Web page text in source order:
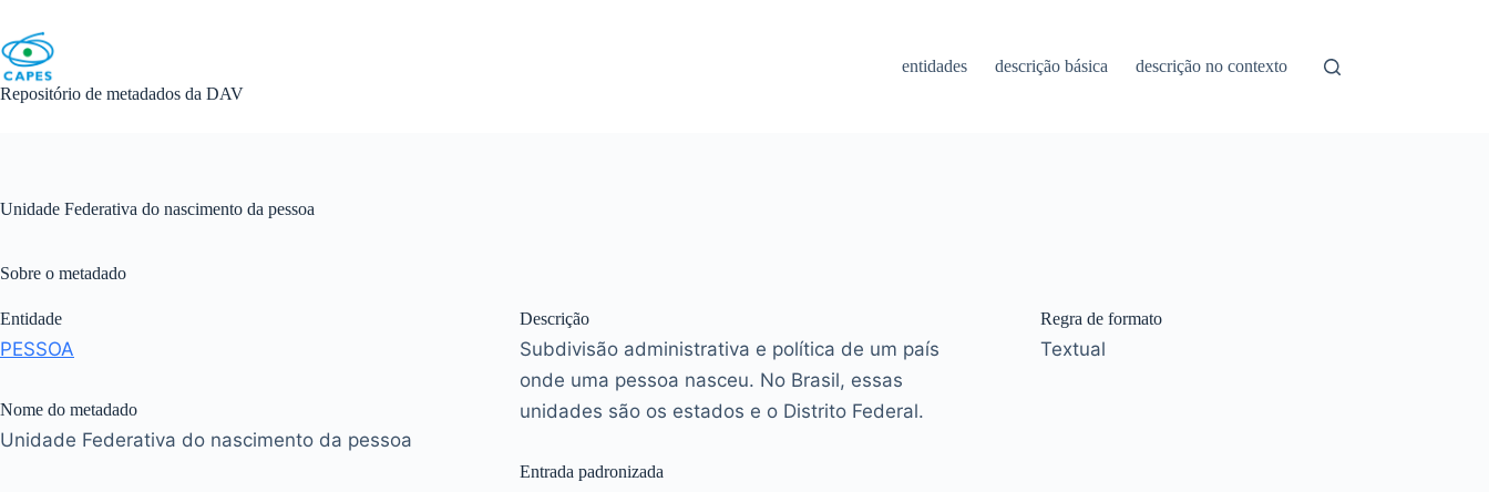
content
Repositório de metadados da DAV
entidades descrição básica descrição no contexto
Unidade Federativa do nascimento da pessoa
Sobre o metadado
Entidade
PESSOA
Nome do metadado
Unidade Federativa do nascimento da pessoa
Descrição
Subdivisão administrativa e política de um país
onde uma pessoa nasceu. No Brasil, essas
unidades são os estados e o Distrito Federal.
Entrada padronizada
Regra de formato
Textual